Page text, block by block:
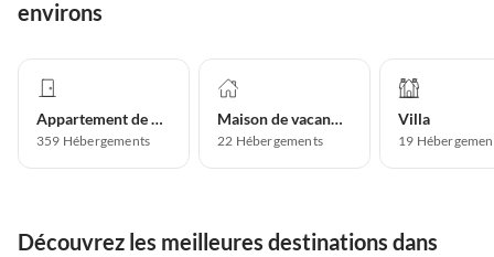
environs
Appartement de vacances
359 Hébergements
Maison de vacances
22 Hébergements
Villa
19
Découvrez les meilleures destinations dans